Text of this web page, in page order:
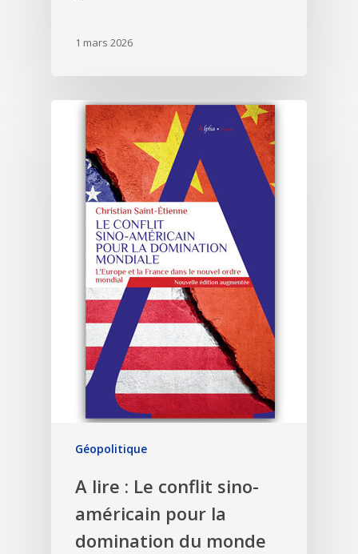
1 mars 2026
Géopolitique
A lire : Le conflit sino-
américain pour la
domination du monde